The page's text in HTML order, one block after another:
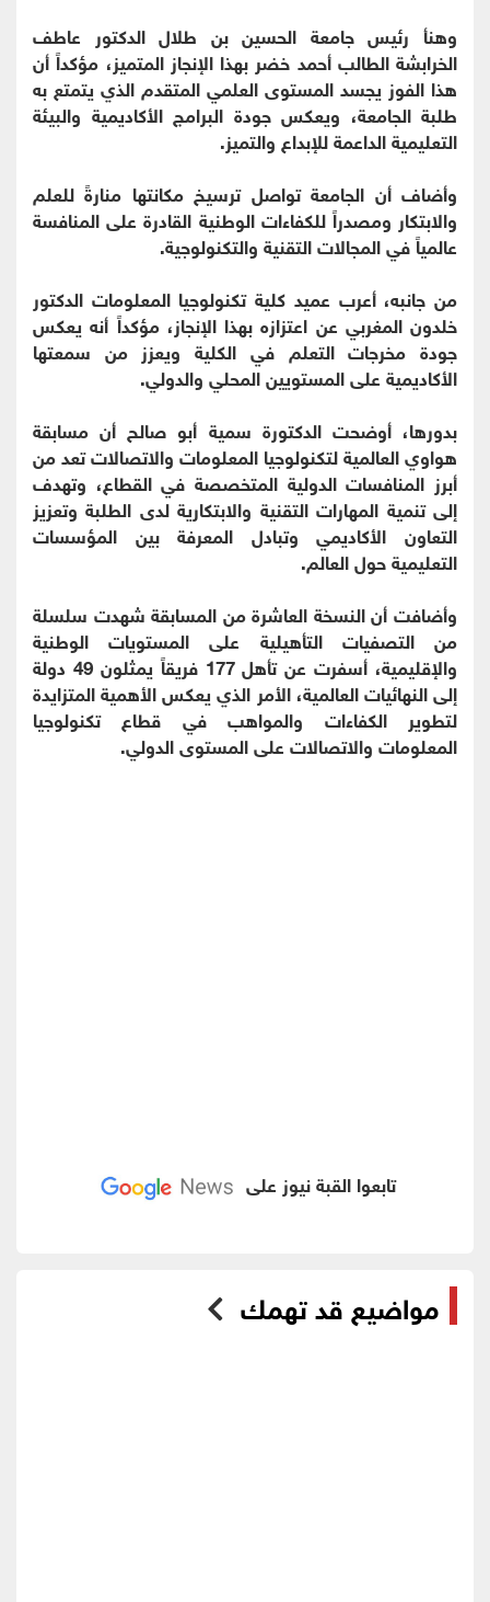
وهنأ رئيس جامعة الحسين بن طلال الدكتور عاطف
الخرابشة الطالب أحمد خضر بهذا الإنجاز المتميز، مؤكداً أن
هذا الفوز يجسد المستوى العلمي المتقدم الذي يتمتع به
طلبة الجامعة، ويعكس جودة البرامج الأكاديمية والبيئة
التعليمية الداعمة للإبداع والتميز.
وأضاف أن الجامعة تواصل ترسيخ مكانتها منارةً للعلم
والابتكار ومصدراً للكفاءات الوطنية القادرة على المنافسة
عالمياً في المجالات التقنية والتكنولوجية.
من جانبه، أعرب عميد كلية تكنولوجيا المعلومات الدكتور
خلدون المغربي عن اعتزازه بهذا الإنجاز، مؤكداً أنه يعكس
جودة مخرجات التعلم في الكلية ويعزز من سمعتها
الأكاديمية على المستويين المحلي والدولي.
بدورها، أوضحت الدكتورة سمية أبو صالح أن مسابقة
هواوي العالمية لتكنولوجيا المعلومات والاتصالات تعد من
أبرز المنافسات الدولية المتخصصة في القطاع، وتهدف
إلى تنمية المهارات التقنية والابتكارية لدى الطلبة وتعزيز
التعاون الأكاديمي وتبادل المعرفة بين المؤسسات
التعليمية حول العالم.
وأضافت أن النسخة العاشرة من المسابقة شهدت سلسلة
من التصفيات التأهيلية على المستويات الوطنية
والإقليمية، أسفرت عن تأهل 177 فريقاً يمثلون 49 دولة
إلى النهائيات العالمية، الأمر الذي يعكس الأهمية المتزايدة
لتطوير الكفاءات والمواهب في قطاع تكنولوجيا
المعلومات والاتصالات على المستوى الدولي.
تابعوا القبة نيوز على
مواضيع قد تهمك